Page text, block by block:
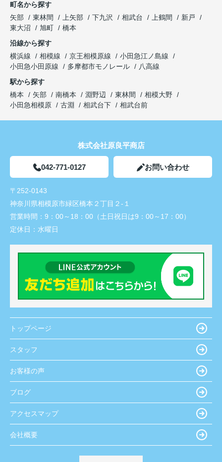
町名から探す
矢部
東林間 上矢部 下九沢 相武台 上鶴間
新戸
東大沼
旭町
橋本
沿線から探す
横浜線
相模線 京王相模原線
小田急江ノ島線
小田急小田原線
多摩都市モノレール
八高線
駅から探す
橋本
矢部 南橋本 淵野辺 東林間
相模大野
小田急相模原
古淵 相武台下 相武台前
株式会社原良平商店
042-771-0127 お問い合わせ
〒252-0143
神奈川県相模原市緑区橋本２丁目２-１
営業時間： 9：00～18：00（土日祝日は9：00～17：00）
定休日： 水曜日
トップページ
スタッフ
お客様の声
ブログ
アクセスマップ
会社概要